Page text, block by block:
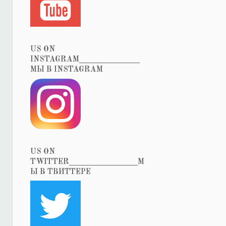
US ON
INSTAGRAM_______________
МЫ В INSTAGRAM
US ON
TWITTER_________________М
Ы В ТВИТТЕРЕ